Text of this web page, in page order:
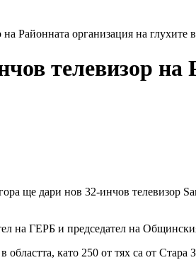
Районната организация на глухите
телевизор на
ще дари нов 32-инчов телевизор
на ГЕРБ и председател на
като 250 от тях са от